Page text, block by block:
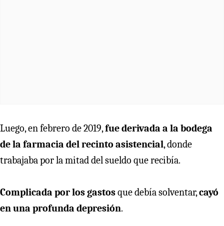
Luego, en febrero de 2019,fue derivada a la bodega
de la farmacia del recinto asistencial, donde
trabajaba por la mitad del sueldo que recibía.
Complicada por los gastosque debía solventar,cayó
en una profunda depresión.